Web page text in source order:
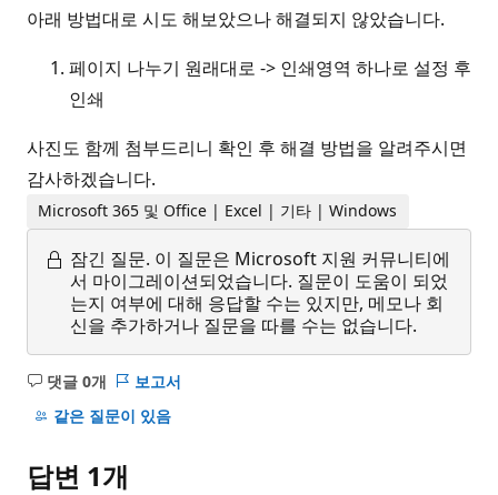
아래 방법대로 시도 해보았으나 해결되지 않았습니다.
페이지 나누기 원래대로 -> 인쇄영역 하나로 설정 후
인쇄
사진도 함께 첨부드리니 확인 후 해결 방법을 알려주시면
감사하겠습니다.
Microsoft 365 및 Office | Excel | 기타 | Windows
잠긴 질문. 이 질문은 Microsoft 지원 커뮤니티에
서 마이그레이션되었습니다. 질문이 도움이 되었
는지 여부에 대해 응답할 수는 있지만, 메모나 회
신을 추가하거나 질문을 따를 수는 없습니다.
댓글 0개
설
명
음
보고서
같은 질문이 있음
답변 1개